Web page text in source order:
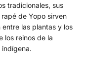
tradicionales, sus
de Yopo sirven
las plantas y los
los reinos de la